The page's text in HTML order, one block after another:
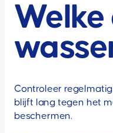
Controleer
blijft lang tegen het
beschermen.